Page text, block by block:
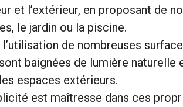
et l’extérieur, en proposant de
le jardin ou la piscine.
l’utilisation de nombreuses
baignées de lumière naturelle
espaces extérieurs.
est maîtresse dans ces